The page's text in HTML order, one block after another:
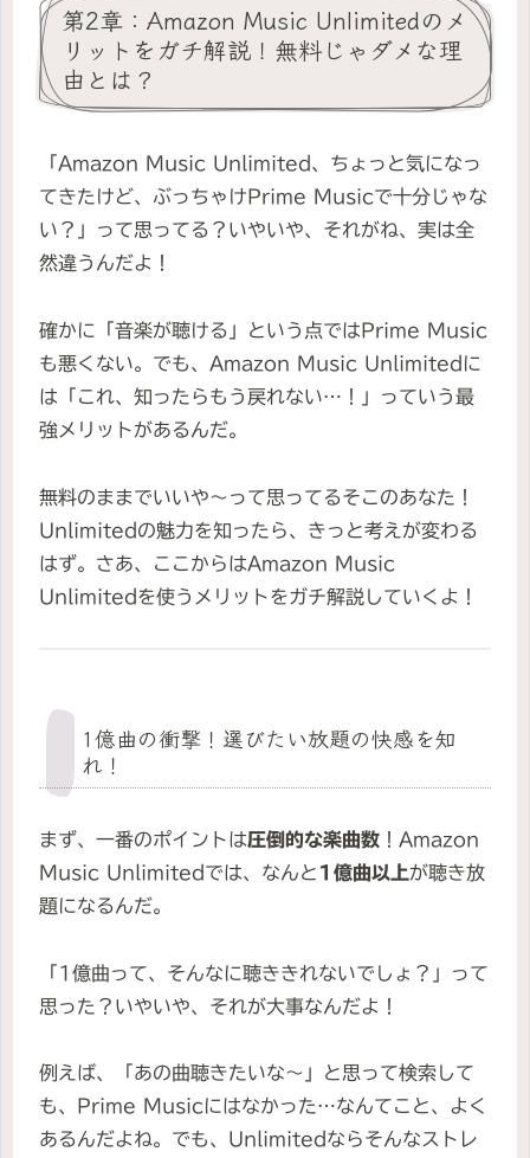
第2章：Amazon Music Unlimitedのメ
リットをガチ解説！無料じゃダメな理
由とは？
「Amazon Music Unlimited、ちょっと気になっ
てきたけど、ぶっちゃけPrime Musicで十分じゃな
い？」って思ってる？いやいや、それがね、実は全
然違うんだよ！
確かに「音楽が聴ける」という点ではPrime Music
も悪くない。でも、Amazon Music Unlimitedに
は「これ、知ったらもう戻れない…！」っていう最
強メリットがあるんだ。
無料のままでいいや～って思ってるそこのあなた！
Unlimitedの魅力を知ったら、きっと考えが変わる
はず。さあ、ここからはAmazon Music
Unlimitedを使うメリットをガチ解説していくよ！
1億曲の衝撃！選びたい放題の快感を知
れ！
まず、一番のポイントは圧倒的な楽曲数 ！Amazon
Music Unlimitedでは、なんと 1億曲以上が聴き放
題になるんだ。
「1億曲って、そんなに聴ききれないでしょ？」って
思った？いやいや、それが大事なんだよ！
例えば、「あの曲聴きたいな～」と思って検索して
も、Prime Musicにはなかった…なんてこと、よく
あるんだよね。でも、Unlimitedならそんなストレ